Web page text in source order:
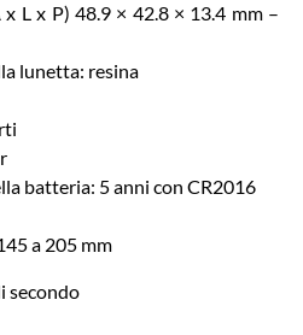
L x P) 48.9 × 42.8 × 13.4 mm –
lunetta: resina
batteria: 5 anni con CR2016
a 205 mm
secondo